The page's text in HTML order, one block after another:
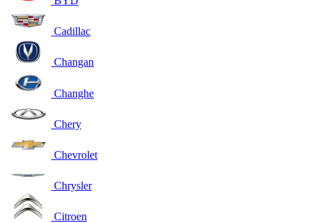
Cadillac
Changan
Changhe
Chery
Chevrolet
Chrysler
Citroen